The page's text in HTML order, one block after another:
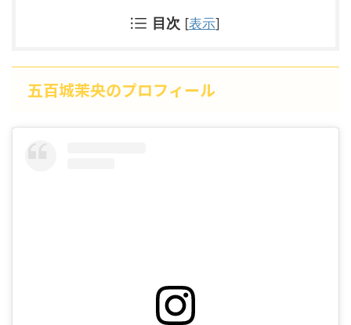
目次 [表示]
五百城茉央のプロフィール